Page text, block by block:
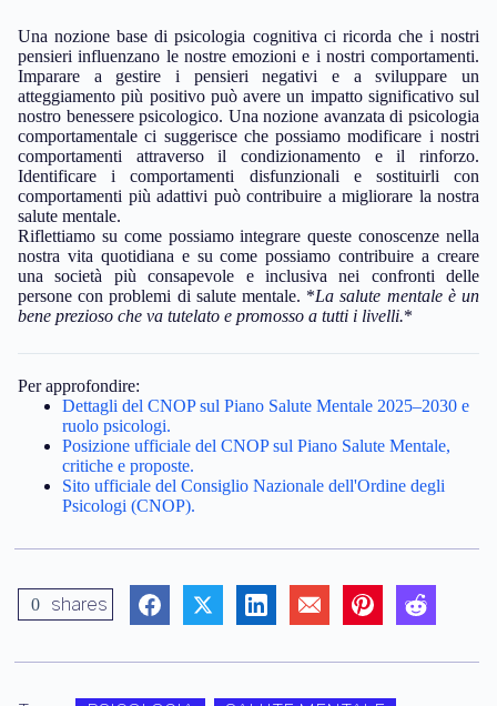
Una nozione base di psicologia cognitiva ci ricorda che i nostri
pensieri influenzano le nostre emozioni e i nostri comportamenti.
Imparare a gestire i pensieri negativi e a sviluppare un
atteggiamento più positivo può avere un impatto significativo sul
nostro benessere psicologico. Una nozione avanzata di psicologia
comportamentale ci suggerisce che possiamo modificare i nostri
comportamenti attraverso il condizionamento e il rinforzo.
Identificare i comportamenti disfunzionali e sostituirli con
comportamenti più adattivi può contribuire a migliorare la nostra
salute mentale.
Riflettiamo su come possiamo integrare queste conoscenze nella
nostra vita quotidiana e su come possiamo contribuire a creare
una società più consapevole e inclusiva nei confronti delle
persone con problemi di salute mentale. *La salute mentale è un
bene prezioso che va tutelato e promosso a tutti i livelli.*
Per approfondire:
Dettagli del CNOP sul Piano Salute Mentale 2025–2030 e
ruolo psicologi.
Posizione ufficiale del CNOP sul Piano Salute Mentale,
critiche e proposte.
Sito ufficiale del Consiglio Nazionale dell'Ordine degli
Psicologi (CNOP).
0 shares